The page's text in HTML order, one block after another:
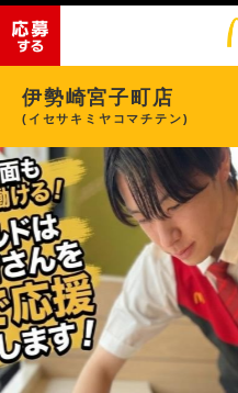
伊勢崎宮子町店
(イセサキミヤコマチテン)